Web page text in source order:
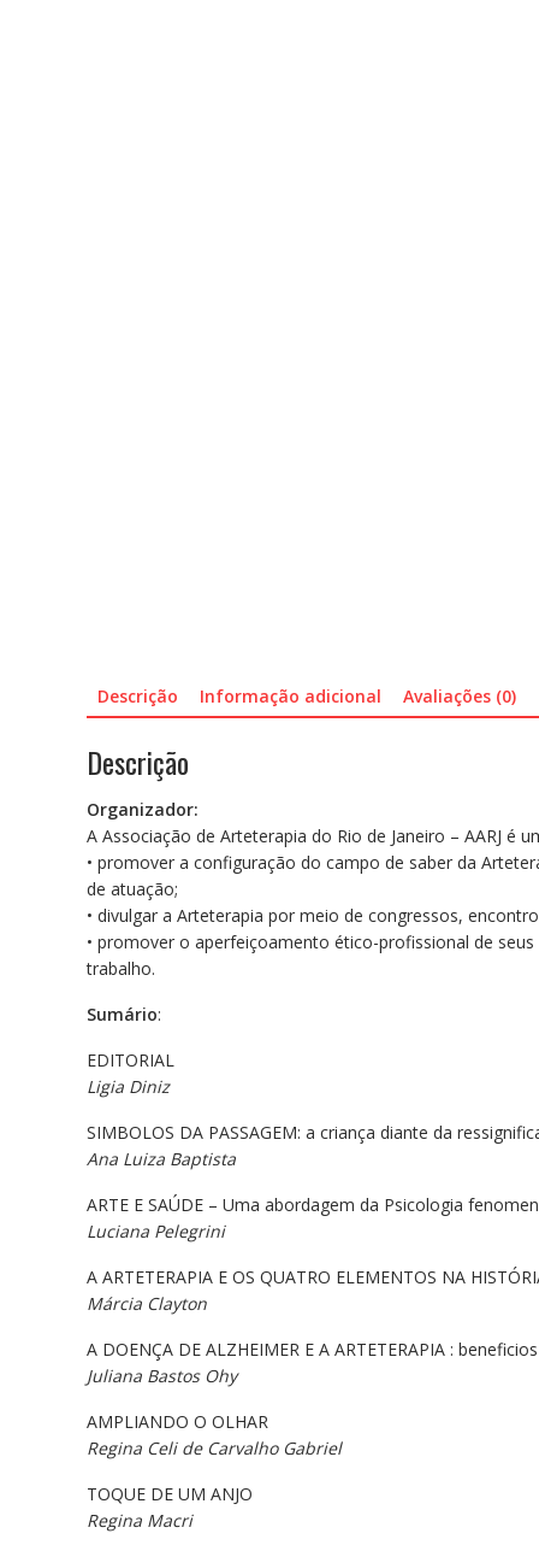
Descrição Informação adicional Avaliações (0)
Descrição
Organizador:
A Associação de Arteterapia do Rio de Janeiro – AARJ
• promover a configuração do campo de saber da
de atuação;
• divulgar a Arteterapia por meio de congressos,
• promover o aperfeiçoamento ético-profissional de
trabalho.
Sumário:
EDITORIAL
Ligia Diniz
SIMBOLOS DA PASSAGEM: a criança diante da
Ana Luiza Baptista
ARTE E SAÚDE – Uma abordagem da Psicologia
Luciana Pelegrini
A ARTETERAPIA E OS QUATRO ELEMENTOS NA
Márcia Clayton
A DOENÇA DE ALZHEIMER E A ARTETERAPIA :
Juliana Bastos Ohy
AMPLIANDO O OLHAR
Regina Celi de Carvalho Gabriel
TOQUE DE UM ANJO
Regina Macri